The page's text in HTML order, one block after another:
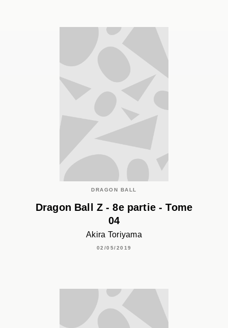
DRAGON BALL
Dragon Ball Z - 8e partie - Tome
04
Akira Toriyama
02/05/2019